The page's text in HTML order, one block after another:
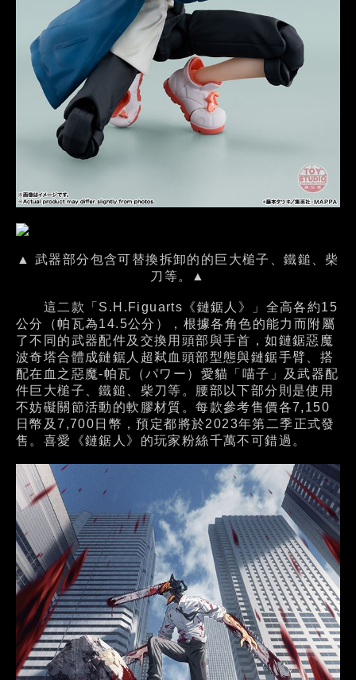
▲ 武器部分包含可替換拆卸的的巨大槌子、鐵鎚、柴
刀等。▲
這二款「S.H.Figuarts《鏈鋸人》」全高各約15
公分（帕瓦為14.5公分），根據各角色的能力而附屬
了不同的武器配件及交換用頭部與手首，如鏈鋸惡魔
波奇塔合體成鏈鋸人超弒血頭部型態與鏈鋸手臂、搭
配在血之惡魔-帕瓦（パワー）愛貓「喵子」及武器配
件巨大槌子、鐵鎚、柴刀等。腰部以下部分則是使用
不妨礙關節活動的軟膠材質。每款參考售價各7,150
日幣及7,700日幣，預定都將於2023年第二季正式發
售。喜愛《鏈鋸人》的玩家粉絲千萬不可錯過。